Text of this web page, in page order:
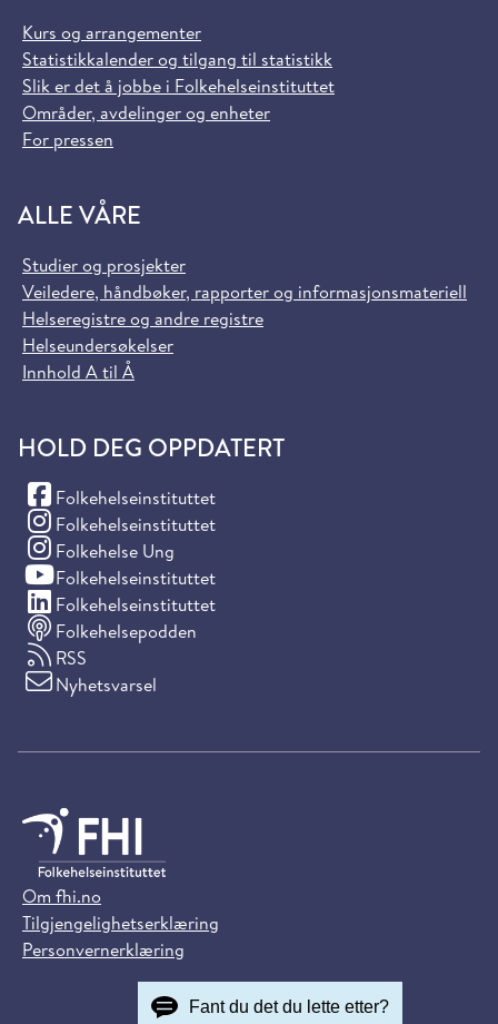
Kurs og arrangementer
Statistikkalender og tilgang til statistikk
Slik er det å jobbe i Folkehelseinstituttet
Områder, avdelinger og enheter
For pressen
ALLE VÅRE
Studier og prosjekter
Veiledere, håndbøker, rapporter og informasjonsmateriell
Helseregistre og andre registre
Helseundersøkelser
Innhold A til Å
HOLD DEG OPPDATERT
Folkehelseinstituttet
(Facebook)
Folkehelseinstituttet
(Instagram)
Folkehelse Ung
(Instagram)
Folkehelseinstituttet
(YouTube)
Folkehelseinstituttet
(LinkedIn)
Folkehelsepodden
RSS
Nyhetsvarsel
Om fhi.no
Tilgjengelighetserklæring
Personvernerklæring
Fant du det du lette etter?